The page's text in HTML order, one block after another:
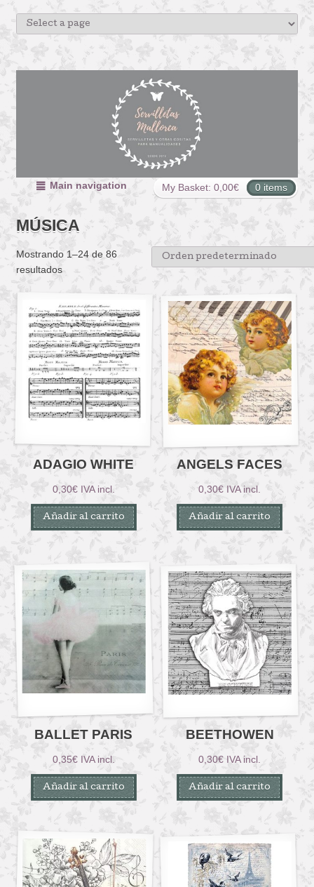
My Basket: 0,00€ 0 items
Main navigation
MÚSICA
Mostrando 1–24 de 86
resultados
ADAGIO WHITE
0,30€ IVA incl.
Añadir al carrito
ANGELS FACES
0,30€ IVA incl.
Añadir al carrito
BALLET PARIS
0,35€ IVA incl.
Añadir al carrito
BEETHOWEN
0,30€ IVA incl.
Añadir al carrito